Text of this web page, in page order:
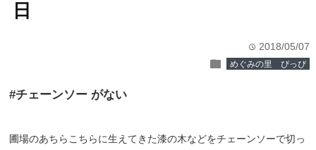
日
time 2018/05/07
folder めぐみの里 ぴっぴ
#チェーンソー がない
圃場のあちらこちらに生えてきた漆の木などをチェーンソーで切っ